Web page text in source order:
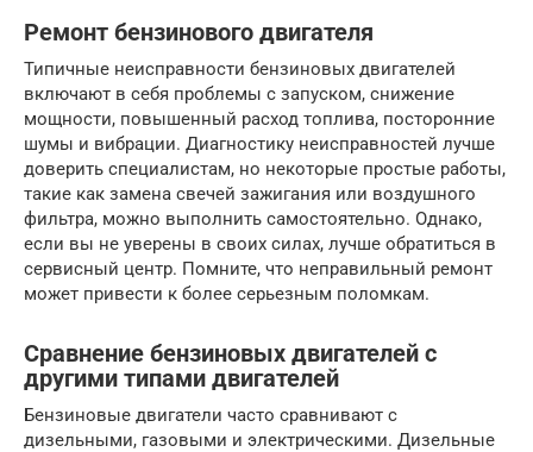
Ремонт бензинового двигателя
Типичные неисправности бензиновых двигателей
включают в себя проблемы с запуском, снижение
мощности, повышенный расход топлива, посторонние
шумы и вибрации. Диагностику неисправностей лучше
доверить специалистам, но некоторые простые работы,
такие как замена свечей зажигания или воздушного
фильтра, можно выполнить самостоятельно. Однако,
если вы не уверены в своих силах, лучше обратиться в
сервисный центр. Помните, что неправильный ремонт
может привести к более серьезным поломкам.
Сравнение бензиновых двигателей с
другими типами двигателей
Бензиновые двигатели часто сравнивают с
дизельными, газовыми и электрическими. Дизельные